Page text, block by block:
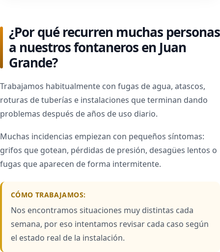
¿Por qué recurren muchas personas
a nuestros fontaneros en Juan
Grande?
Trabajamos habitualmente con fugas de agua, atascos,
roturas de tuberías e instalaciones que terminan dando
problemas después de años de uso diario.
Muchas incidencias empiezan con pequeños síntomas:
grifos que gotean, pérdidas de presión, desagües lentos o
fugas que aparecen de forma intermitente.
CÓMO TRABAJAMOS:
Nos encontramos situaciones muy distintas cada
semana, por eso intentamos revisar cada caso según
el estado real de la instalación.